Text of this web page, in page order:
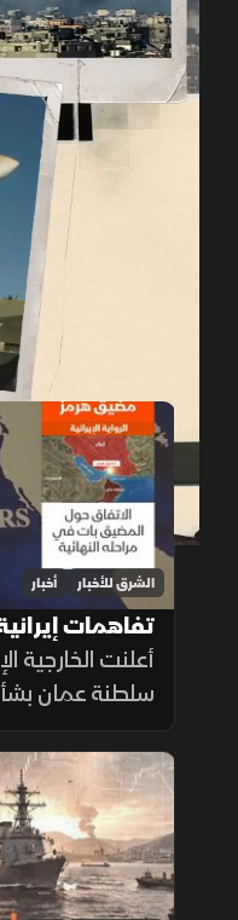
1x auto
حلقات
الشرق للأخبار أخبار
تفاهمات
تفاصيل اتفاق
أعلنت الخارجية
سلطنة عمان
هرمز، مؤكدة
بالتزام أميركا
الإيرانية.